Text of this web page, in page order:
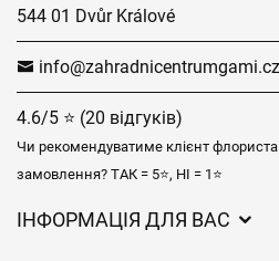
544 01 Dvůr Králové
info@zahradnicentrumgami.cz
4.6/5 ⭐ (20 відгуків)
Чи рекомендуватиме клієнт
замовлення? ТАК = 5⭐, НІ = 1⭐
ІНФОРМАЦІЯ ДЛЯ ВАС